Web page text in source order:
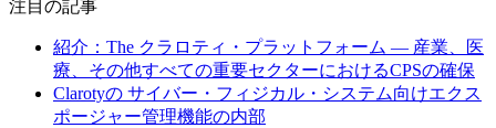
注目の記事
紹介：The クラロティ・プラットフォーム — 産業、医
療、その他すべての重要セクターにおけるCPSの確保
Clarotyの サイバー・フィジカル・システム向けエクス
ポージャー管理機能の内部